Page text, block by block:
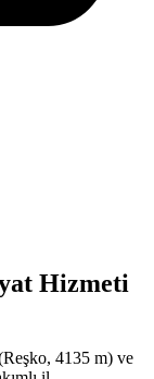
Hizmeti
4135 m) ve